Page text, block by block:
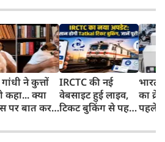
ने कुत्तों
कहा... क्या
पर बात कर
IRCTC की नई
वेबसाइट हुई लाइव,
टिकट बुकिंग से पहले
काम, जानें पूरा
भारत
का
पहले
और